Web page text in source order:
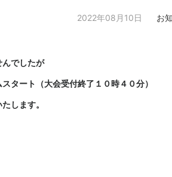
2022年08月10日 お
んでしたが
タート（大会受付終了１０時４０分）
します。